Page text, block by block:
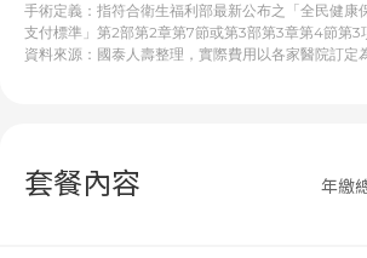
手術定義：指符合衛生福利部最新公布之「全民健康
支付標準」第2部第2章第7節或第3部第3章第4節第3
資料來源：國泰人壽整理，實際費用以各家醫院訂定
套餐內容 年繳